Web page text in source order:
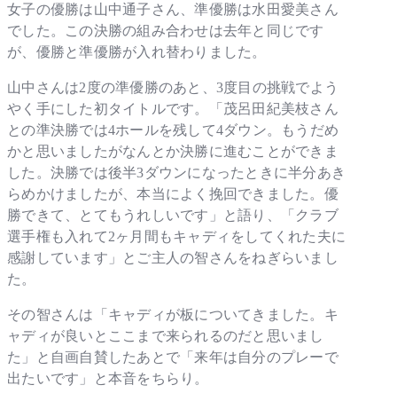
女子の優勝は山中通子さん、準優勝は水田愛美さん
でした。この決勝の組み合わせは去年と同じです
が、優勝と準優勝が入れ替わりました。
山中さんは2度の準優勝のあと、3度目の挑戦でよう
やく手にした初タイトルです。「茂呂田紀美枝さん
との準決勝では4ホールを残して4ダウン。もうだめ
かと思いましたがなんとか決勝に進むことができま
した。決勝では後半3ダウンになったときに半分あき
らめかけましたが、本当によく挽回できました。優
勝できて、とてもうれしいです」と語り、「クラブ
選手権も入れて2ヶ月間もキャディをしてくれた夫に
感謝しています」とご主人の智さんをねぎらいまし
た。
その智さんは「キャディが板についてきました。キ
ャディが良いとここまで来られるのだと思いまし
た」と自画自賛したあとで「来年は自分のプレーで
出たいです」と本音をちらり。